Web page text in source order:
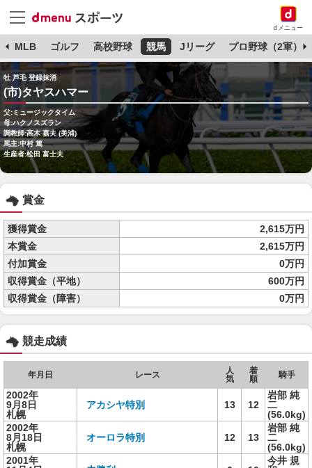
dメニュー
MLB ゴルフ 高校野球 競馬 Jリーグ プロ野球（2軍）
牡 芦毛 登録抹消
(市)タヤスハマー
父:ミュージックタイム
母:ハクノスズラン
調教師:高木 嘉夫 (美浦)
馬主:中村 篤
生産者:松田 富士夫
賞金
獲得賞金
2,615万円
本賞金
2,615万円
付加賞金
0万円
収得賞金（平地）
600万円
収得賞金（障害）
0万円
競走成績
年月日 レース
人
気
着
順
騎手
2002年
9月8日
札幌
アカシヤ特別 13 12
岩部 純
二
(56.0kg)
2002年
8月18日
札幌
オーロラ特別 12 13
岩部 純
二
(56.0kg)
2001年
今井 規